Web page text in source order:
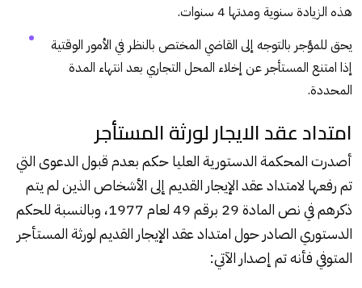
هذه الزيادة سنوية ومدتها 4 سنوات.
يحق للمؤجر بالتوجه إلى القاضي المختص بالنظر في الأمور الوقتية
إذا امتنع المستأجر عن إخلاء المحل التجاري بعد انتهاء المدة
المحددة.
امتداد عقد الايجار لورثة المستأجر
أصدرت المحكمة الدستورية العليا حكم بعدم قبول الدعوى التي
تم رفعها لامتداد عقد الإيجار القديم إلى الأشخاص الذين لم يتم
ذكرهم في نص المادة 29 برقم 49 لعام 1977، وبالنسبة للحكم
الدستوري الصادر حول امتداد عقد الإيجار القديم لورثة المستأجر
المتوفي فأنه تم إصدار الآتي: